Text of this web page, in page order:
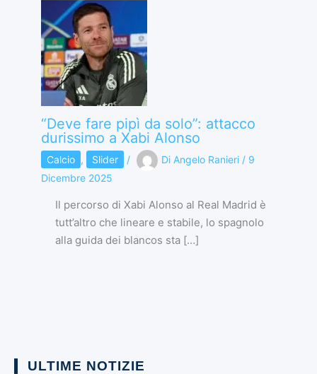
“Deve fare pipì da solo”: attacco
durissimo a Xabi Alonso
Calcio , Slider / Di Angelo Ranieri / 9
Dicembre 2025
Il percorso di Xabi Alonso al Real Madrid è
tutt’altro che lineare e stabile, lo spagnolo
alla guida dei blancos sta […]
ULTIME NOTIZIE